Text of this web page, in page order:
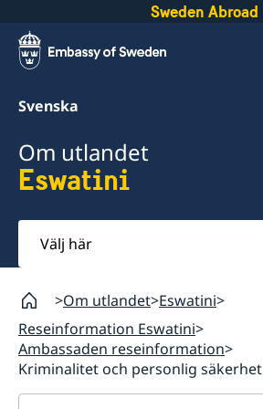
Sweden Abroad
Svenska
Om utlandet
Eswatini
Välj
här
Om utlandet Eswatini
Reseinformation Eswatini
Ambassaden reseinformation
Kriminalitet och personlig säkerhet